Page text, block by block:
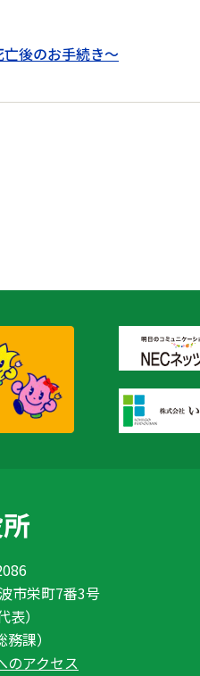
後のお手続き～
市栄町7番3号
）
課）
のアクセス